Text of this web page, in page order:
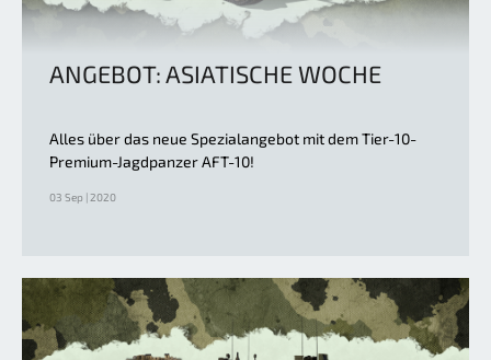
ANGEBOT: ASIATISCHE WOCHE
Alles über das neue Spezialangebot mit dem Tier-10-
Premium-Jagdpanzer AFT-10!
03 Sep | 2020